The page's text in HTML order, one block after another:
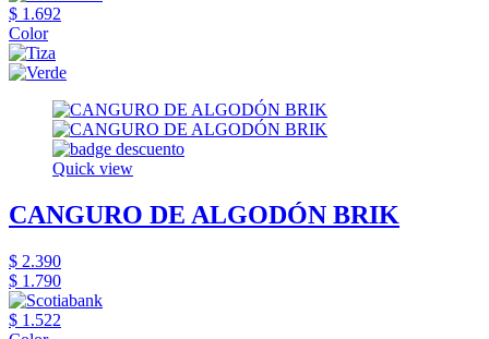
$ 1.692
Color
Quick view
CANGURO DE ALGODÓN BRIK
$ 2.390
$ 1.790
$ 1.522